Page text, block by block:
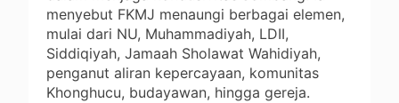
menyebut FKMJ menaungi berbagai elemen,
mulai dari NU, Muhammadiyah, LDII,
Siddiqiyah, Jamaah Sholawat Wahidiyah,
penganut aliran kepercayaan, komunitas
Khonghucu, budayawan, hingga gereja.